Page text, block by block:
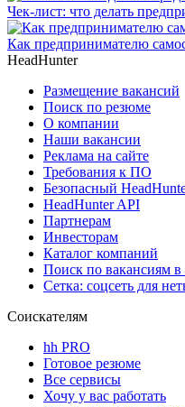
Чек-лист: что делать
Как предпринимателю
HeadHunter
Размещение вакансий
Поиск по резюме
О компании
Наши вакансии
Реклама на сайте
Требования к ПО
Безопасный
HeadHunter API
Партнерам
Инвесторам
Каталог компаний
Поиск по вакансиям
Сетка: соцсеть для
Соискателям
hh PRO
Готовое резюме
Все сервисы
Хочу у вас работать